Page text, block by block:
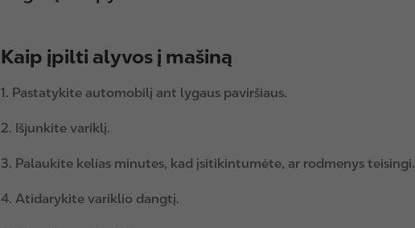
Kaip įpilti alyvos į mašiną
1. Pastatykite automobilį ant lygaus paviršiaus.
2. Išjunkite variklį.
3. Palaukite kelias minutes, kad įsitikintumėte, ar rodmenys teisingi.
4. Atidarykite variklio dangtį.